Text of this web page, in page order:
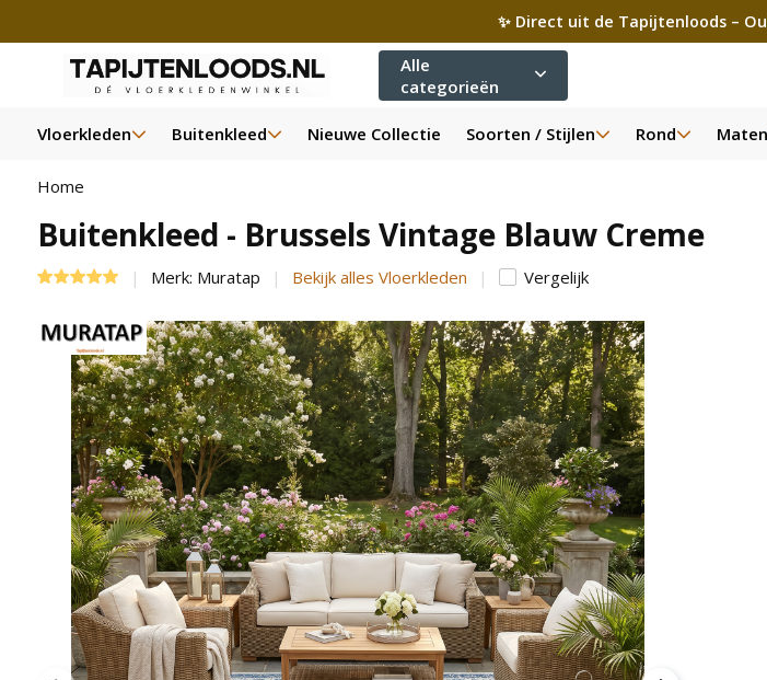
✨ Direct uit de Tapijtenloods –
Alle
categorieën
Vloerkleden Buitenkleed Nieuwe Collectie Soorten / Stijlen Rond Maten
Home
Buitenkleed - Brussels Vintage Blauw Creme
Merk: Muratap Bekijk alles Vloerkleden Vergelijk